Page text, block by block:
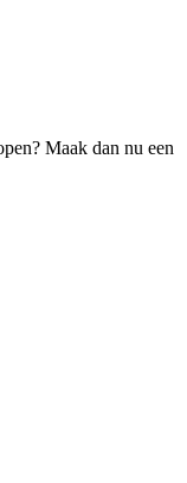
Maak dan nu een